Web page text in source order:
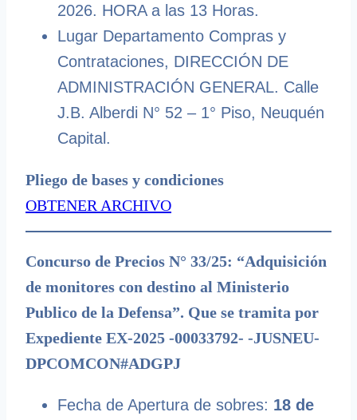
2026. HORA a las 13 Horas.
Lugar Departamento Compras y
Contrataciones, DIRECCIÓN DE
ADMINISTRACIÓN GENERAL. Calle
J.B. Alberdi N° 52 – 1° Piso, Neuquén
Capital.
Pliego de bases y condiciones
OBTENER ARCHIVO
Concurso de Precios N° 33/25: “Adquisición
de monitores con destino al Ministerio
Publico de la Defensa”. Que se tramita por
Expediente EX-2025 -00033792- -JUSNEU-
DPCOMCON#ADGPJ
Fecha de Apertura de sobres: 18 de